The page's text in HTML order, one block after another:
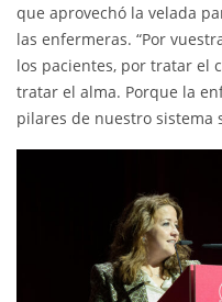
que aprovechó la velada
las enfermeras. “Por
los pacientes, por tratar el
tratar el alma. Porque la
pilares de nuestro sistema